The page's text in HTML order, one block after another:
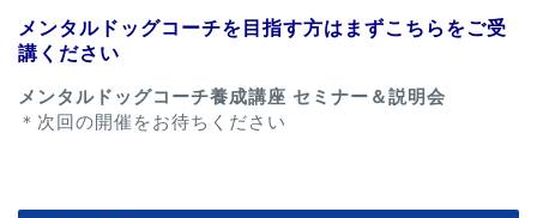
メンタルドッグコーチを目指す方はまずこちらをご受
講ください
メンタルドッグコーチ養成講座 セミナー＆説明会
＊次回の開催をお待ちください